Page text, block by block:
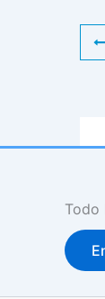
Todo